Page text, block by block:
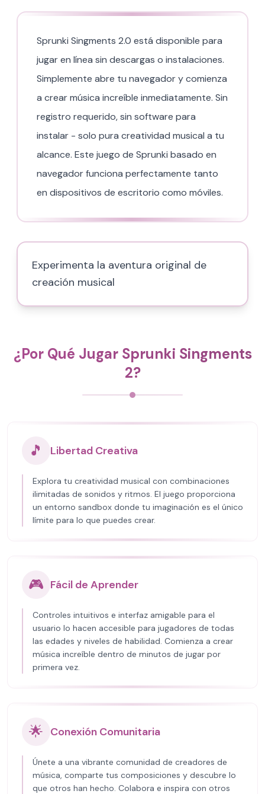
Sprunki Singments 2.0 está disponible para
jugar en línea sin descargas o instalaciones.
Simplemente abre tu navegador y comienza
a crear música increíble inmediatamente. Sin
registro requerido, sin software para
instalar - solo pura creatividad musical a tu
alcance. Este juego de Sprunki basado en
navegador funciona perfectamente tanto
en dispositivos de escritorio como móviles.
Experimenta la aventura original de
creación musical
¿Por Qué Jugar Sprunki Singments
2?
🎵 Libertad Creativa
Explora tu creatividad musical con combinaciones
ilimitadas de sonidos y ritmos. El juego proporciona
un entorno sandbox donde tu imaginación es el único
límite para lo que puedes crear.
🎮 Fácil de Aprender
Controles intuitivos e interfaz amigable para el
usuario lo hacen accesible para jugadores de todas
las edades y niveles de habilidad. Comienza a crear
música increíble dentro de minutos de jugar por
primera vez.
🌟 Conexión Comunitaria
Únete a una vibrante comunidad de creadores de
música, comparte tus composiciones y descubre lo
que otros han hecho. Colabora e inspira con otros